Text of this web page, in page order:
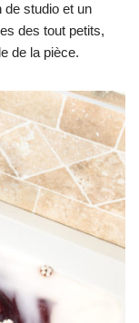
studio et un
des tout petits,
de la pièce.